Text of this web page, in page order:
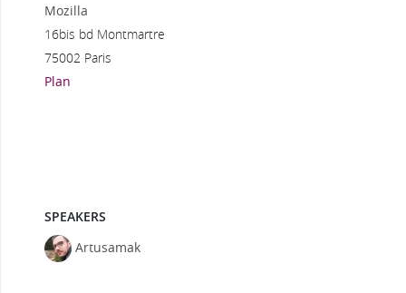
Mozilla
16bis bd Montmartre
75002 Paris
Plan
SPEAKERS
Artusamak